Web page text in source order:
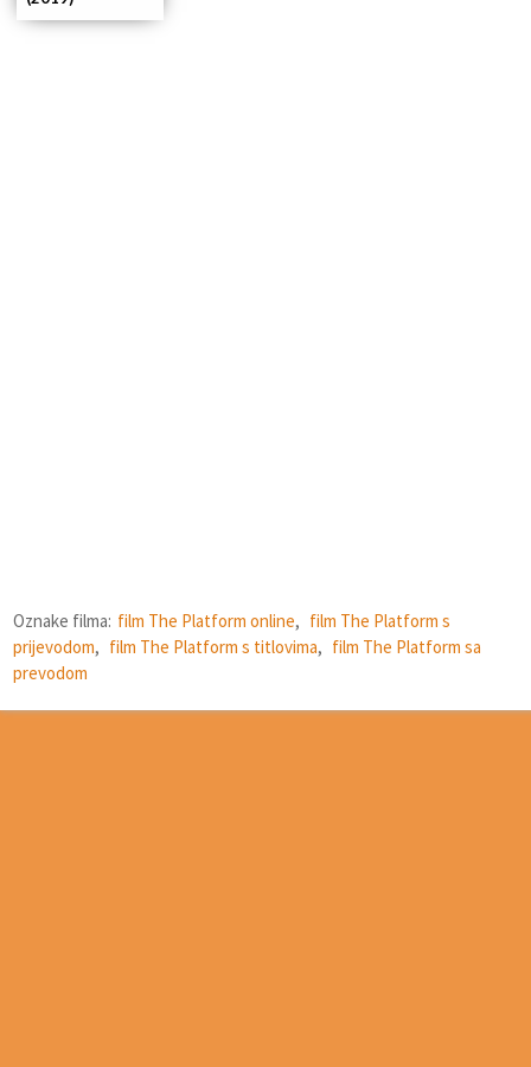
Oznake filma: film The Platform online, film The Platform s
prijevodom, film The Platform s titlovima, film The Platform sa
prevodom